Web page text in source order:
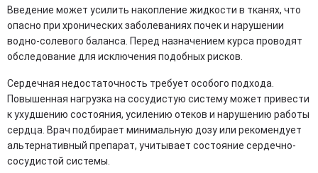
Введение может усилить накопление жидкости в тканях, что
опасно при хронических заболеваниях почек и нарушении
водно-солевого баланса. Перед назначением курса проводят
обследование для исключения подобных рисков.
Сердечная недостаточность требует особого подхода.
Повышенная нагрузка на сосудистую систему может привести
к ухудшению состояния, усилению отеков и нарушению работы
сердца. Врач подбирает минимальную дозу или рекомендует
альтернативный препарат, учитывает состояние сердечно-
сосудистой системы.